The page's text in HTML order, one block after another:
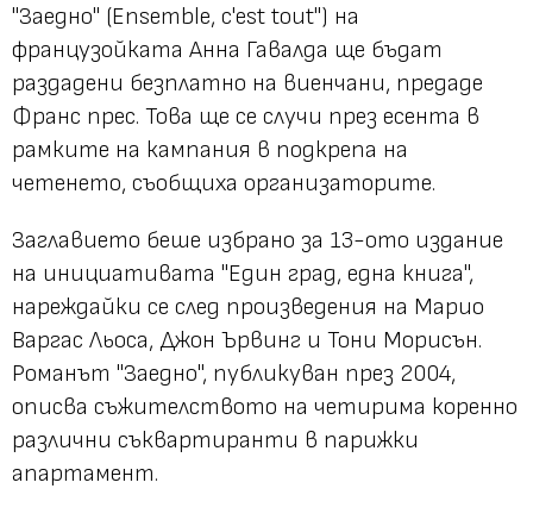
"Заедно" (Ensemble, c'est tout") на
французойката Анна Гавалда ще бъдат
раздадени безплатно на виенчани, предаде
Франс прес. Това ще се случи през есента в
рамките на кампания в подкрепа на
четенето, съобщиха организаторите.
Заглавието беше избрано за 13-ото издание
на инициативата "Един град, една книга",
нареждайки се след произведения на Марио
Варгас Льоса, Джон Ървинг и Тони Морисън.
Романът "Заедно", публикуван през 2004,
описва съжителството на четирима коренно
различни съквартиранти в парижки
апартамент.